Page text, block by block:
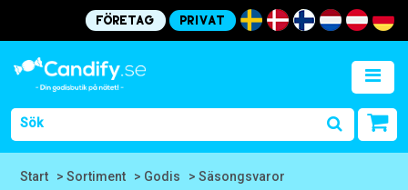
Företag Privat
Start > Sortiment > Godis
> Säsongsvaror